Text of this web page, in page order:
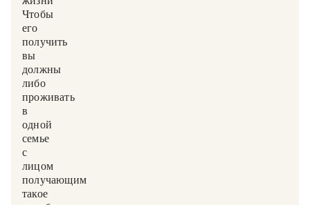
Чтобы
его
получить,
вы
должны
либо
проживать
в
одной
семье
с
лицом,
получающим
такое